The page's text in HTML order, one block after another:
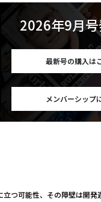
2026年9月
最新号の購入は
メンバーシップ
つ可能性、その障壁は開発